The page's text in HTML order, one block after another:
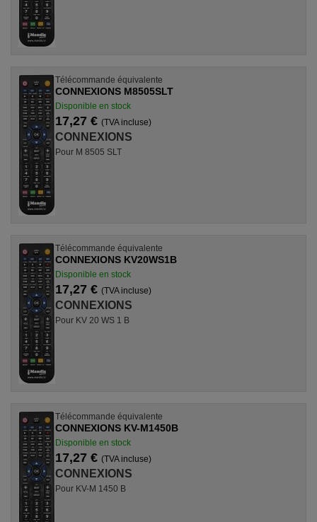
Télécommande équivalente
CONNEXIONS M8505SLT
Disponible en stock
17,27 € (TVA incluse)
CONNEXIONS
Pour M 8505 SLT
Télécommande équivalente
CONNEXIONS KV20WS1B
Disponible en stock
17,27 € (TVA incluse)
CONNEXIONS
Pour KV 20 WS 1 B
Télécommande équivalente
CONNEXIONS KV-M1450B
Disponible en stock
17,27 € (TVA incluse)
CONNEXIONS
Pour KV-M 1450 B